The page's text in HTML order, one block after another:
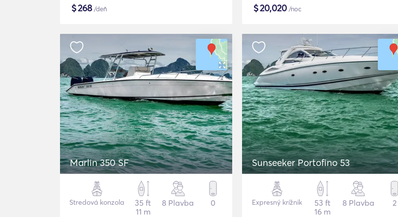
$268/deň $20,020 /noc
Marlin 350 SF
Stredová konzola
35 ft
11 m
8 Plavba 0
Sunseeker Portofino 53
Expresný krížnik
53 ft
16 m
8 Plavba 2